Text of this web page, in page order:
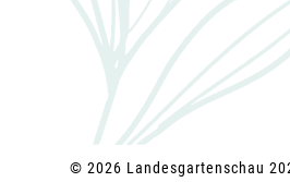
o
© 2026 Landesgartenschau